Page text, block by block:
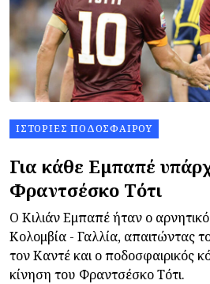
ΙΣΤΟΡΊΕΣ ΠΟΔΟΣΦΑΊΡΟΥ
Για κάθε Εμπαπέ
Φραντσέσκο Τότι
Ο Κιλιάν Εμπαπέ ήταν ο
Κολομβία - Γαλλία, απαιτώντας
τον Καντέ και ο ποδοσφαιρικός
κίνηση του Φραντσέσκο Τότι.